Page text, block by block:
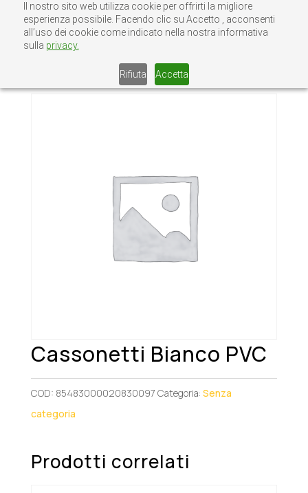
Il nostro sito web utilizza cookie per offrirti la migliore
esperienza possibile. Facendo clic su Accetto , acconsenti
all’uso dei cookie come indicato nella nostra informativa
sulla privacy.
Rifiuta Accetta
Home/Senza categoria
Cassonetti Bianco PVC
COD: 85483000020830097 Categoria: Senza
categoria
Prodotti correlati